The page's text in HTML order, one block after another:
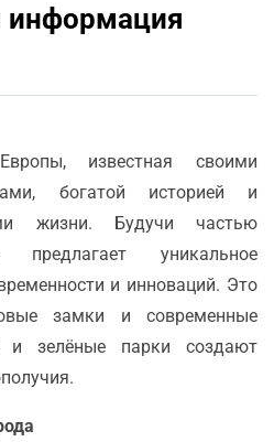
информация
известная своими
богатой историей и
жизни. Будучи частью
предлагает уникальное
и инноваций. Это
замки и современные
и зелёные парки создают